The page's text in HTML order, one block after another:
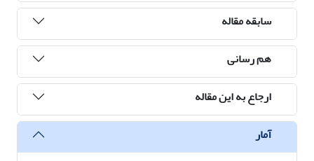
سابقه مقاله
هم رسانی
ارجاع به این مقاله
آمار